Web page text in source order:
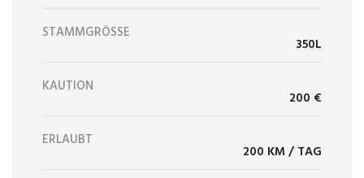
STAMMGRÖSSE
350L
KAUTION
200 €
ERLAUBT
200 KM / TAG